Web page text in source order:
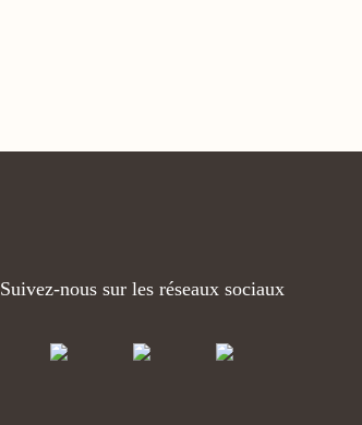
Suivez-nous sur les réseaux sociaux